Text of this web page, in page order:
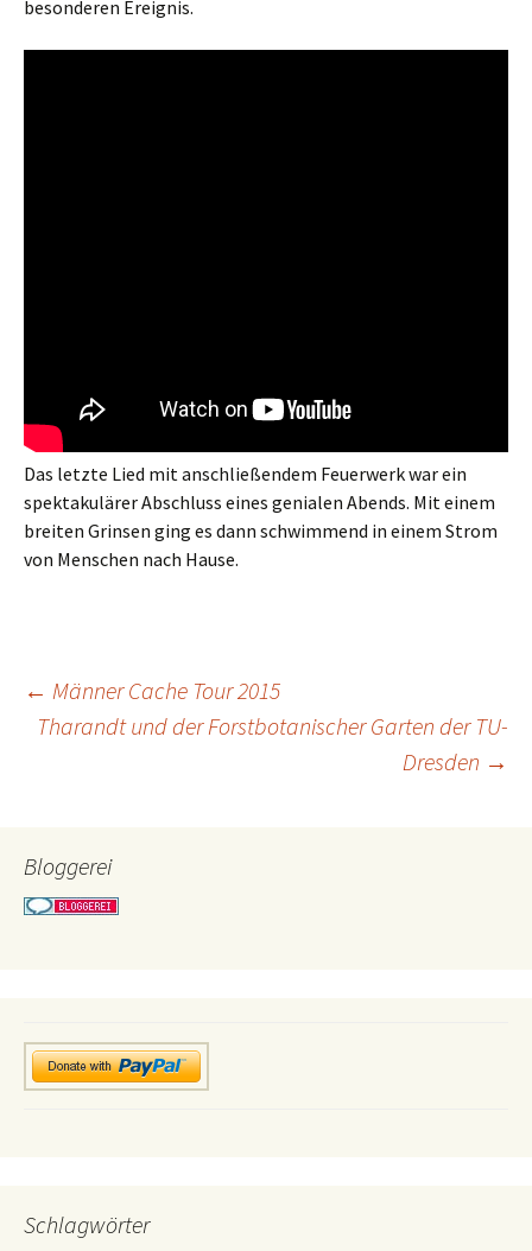
besonderen Ereignis.
Das letzte Lied mit anschließendem Feuerwerk war ein
spektakulärer Abschluss eines genialen Abends. Mit einem
breiten Grinsen ging es dann schwimmend in einem Strom
von Menschen nach Hause.
Beitragsnavigation
← Männer Cache Tour 2015
Tharandt und der Forstbotanischer Garten der TU-
Dresden →
Bloggerei
Schlagwörter